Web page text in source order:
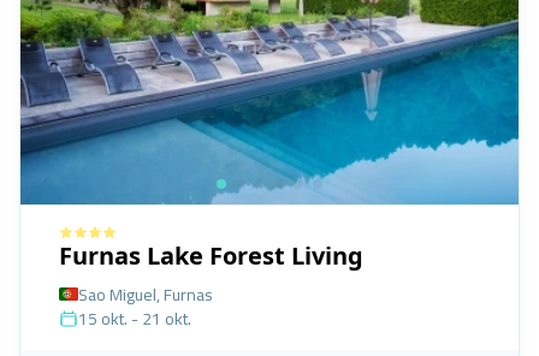
Furnas Lake Forest Living
Sao Miguel, Furnas
15 okt. - 21 okt.